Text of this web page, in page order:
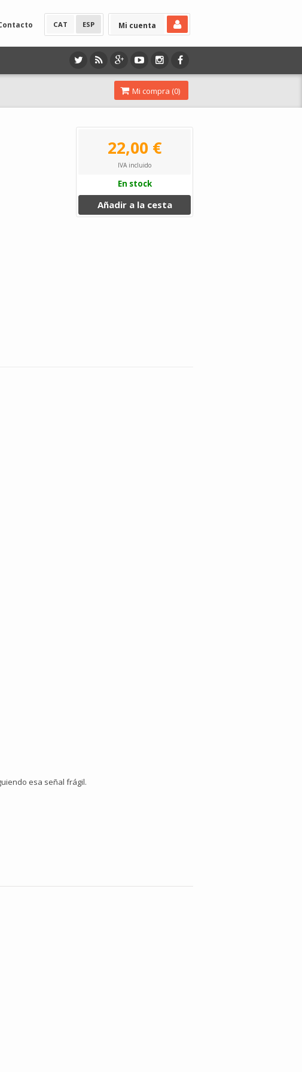
Mi cuenta
CAT ESP
Mi compra (0)
22,00 €
IVA incluido
En stock
Añadir a la cesta
esa señal frágil.